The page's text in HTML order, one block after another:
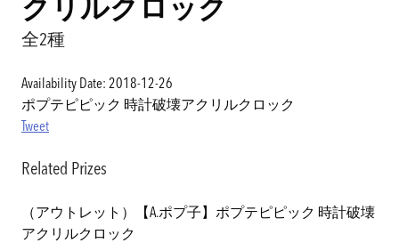
クリルクロック
全2種
Availability Date: 2018-12-26
ポプテピピック 時計破壊アクリルクロック
Tweet
Related Prizes
（アウトレット）【A.ポプ子】ポプテピピック 時計破壊
アクリルクロック